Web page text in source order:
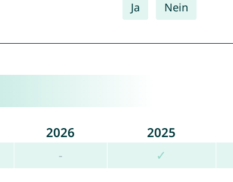
Ja Nein
2026 2025
- ✓